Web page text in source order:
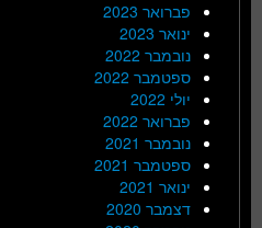
פברואר 2023
ינואר 2023
נובמבר 2022
ספטמבר 2022
יולי 2022
פברואר 2022
נובמבר 2021
ספטמבר 2021
ינואר 2021
דצמבר 2020